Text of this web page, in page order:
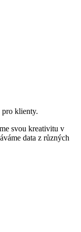
pro klienty.
svou kreativitu v
data z různých